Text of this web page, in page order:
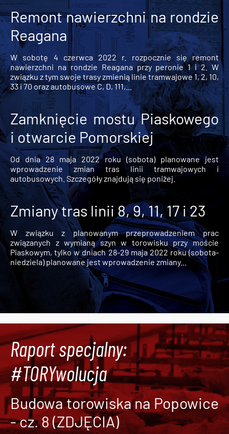
Remont nawierzchni na rondzie
Reagana
W sobotę 4 czerwca 2022 r. rozpocznie się remont
nawierzchni na rondzie Reagana przy peronie 1 i 2. W
związku z tym swoje trasy zmienią linie tramwajowe 1, 2, 10,
33 i 70 oraz autobusowe C, D, 111,...
Zamknięcie mostu Piaskowego
i otwarcie Pomorskiej
Od dnia 28 maja 2022 roku (sobota) planowane jest
wprowadzenie zmian tras linii tramwajowych i
autobusowych. Szczegóły znajdują się poniżej.
Zmiany tras linii 8, 9, 11, 17 i 23
W związku z planowanym przeprowadzeniem prac
związanych z wymianą szyn w torowisku przy moście
Piaskowym, tylko w dniach 28-29 maja 2022 roku (sobota-
niedziela) planowane jest wprowadzenie zmiany...
Raport specjalny:
#TORYwolucja
Budowa torowiska na Popowice
- cz. 8 (ZDJĘCIA)